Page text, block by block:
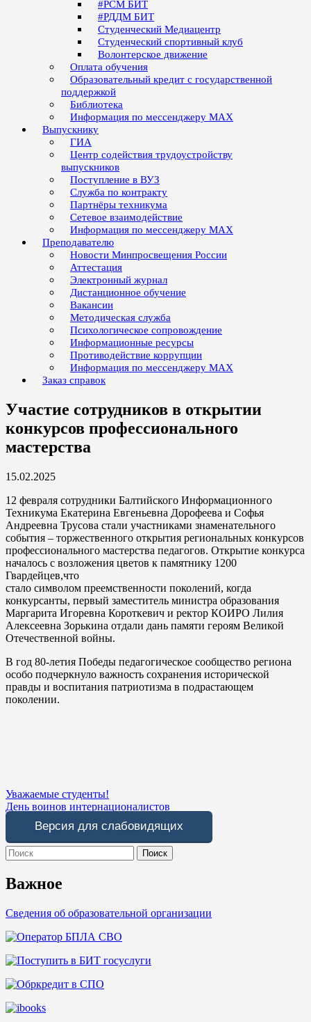
#РСМ БИТ
#РДДМ БИТ
Студенческий Медиацентр
Студенческий спортивный клуб
Волонтерское движение
Оплата обучения
Образовательный кредит с государственной
поддержкой
Библиотека
Информация по мессенджеру MAX
Выпускнику
ГИА
Центр содействия трудоустройству
выпускников
Поступление в ВУЗ
Служба по контракту
Партнёры техникума
Сетевое взаимодействие
Информация по мессенджеру MAX
Преподавателю
Новости Минпросвещения России
Аттестация
Электронный журнал
Дистанционное обучение
Вакансии
Методическая служба
Психологическое сопровождение
Информационные ресурсы
Противодействие коррупции
Информация по мессенджеру MAX
Заказ справок
Участие сотрудников в открытии
конкурсов профессионального
мастерства
15.02.2025
12 февраля сотрудники Балтийского Информационного
Техникума Екатерина Евгеньевна Дорофеева и Софья
Андреевна Трусова стали участниками знаменательного
события – торжественного открытия региональных конкурсов
профессионального мастерства педагогов. Открытие конкурса
началось с возложения цветов к памятнику 1200
Гвардейцев,что
стало символом преемственности поколений, когда
конкурсанты, первый заместитель министра образования
Маргарита Игоревна Короткевич и ректор КОИРО Лилия
Алексеевна Зорькина отдали дань памяти героям Великой
Отечественной войны.
В год 80-летия Победы педагогическое сообщество региона
особо подчеркнуло важность сохранения исторической
правды и воспитания патриотизма в подрастающем
поколении.
Навигация
по
записям
Уважаемые студенты!
День воинов интернационалистов
Версия для слабовидящих
Search
for:
Важное
Сведения об образовательной организации